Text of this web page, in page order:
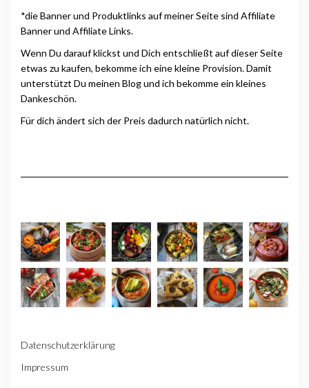
*die Banner und Produktlinks auf meiner Seite sind Affiliate
Banner und Affiliate Links.
Wenn Du darauf klickst und Dich entschließt auf dieser Seite
etwas zu kaufen, bekomme ich eine kleine Provision. Damit
unterstützt Du meinen Blog und ich bekomme ein kleines
Dankeschön.
Für dich ändert sich der Preis dadurch natürlich nicht.
Datenschutzerklärung
Impressum